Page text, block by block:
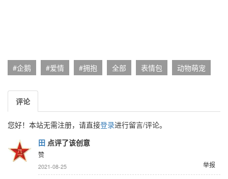
#企鹅 #爱情 #拥抱 全部 表情包 动物萌宠
评论
您好！本站无需注册，请直接登录进行留言/评论。
田 点评了该创意
赞
举报
2021-08-25